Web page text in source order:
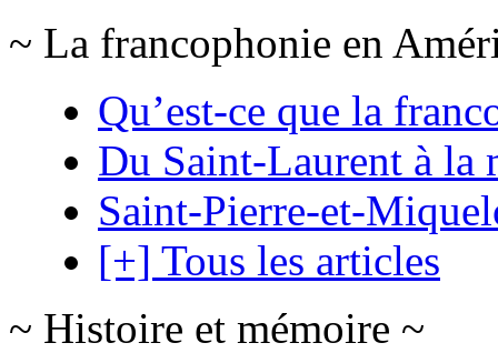
~ La francophonie en
Qu’est-ce que la
Du Saint-Laurent à la
Saint-Pierre-et-
[+] Tous les articles
~ Histoire et mémoire ~